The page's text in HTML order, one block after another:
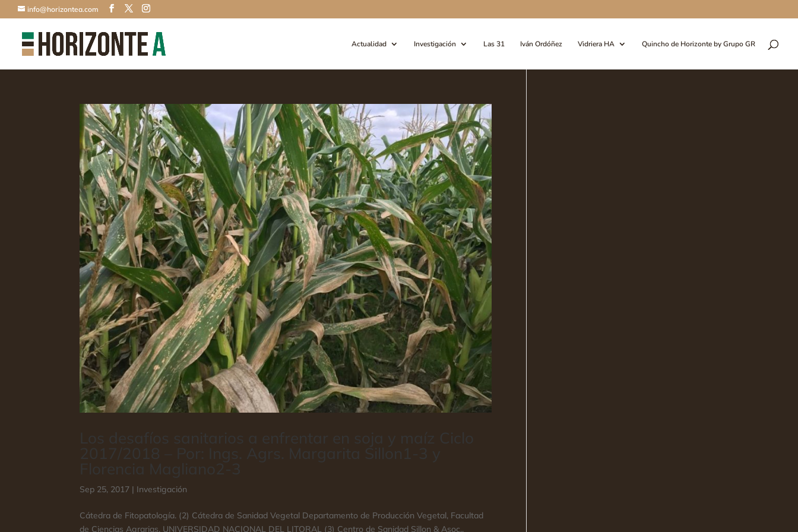
info@horizontea.com
Actualidad Investigación Las 31 Iván Ordóñez Vidriera HA Quincho de Horizonte by Grupo GR
Sep 25, 2017 | Investigación
Cátedra de Fitopatología. (2) Cátedra de Sanidad Vegetal Departamento de Producción Vegetal, Facultad
de Ciencias Agrarias, UNIVERSIDAD NACIONAL DEL LITORAL (3) Centro de Sanidad Sillon & Asoc.,